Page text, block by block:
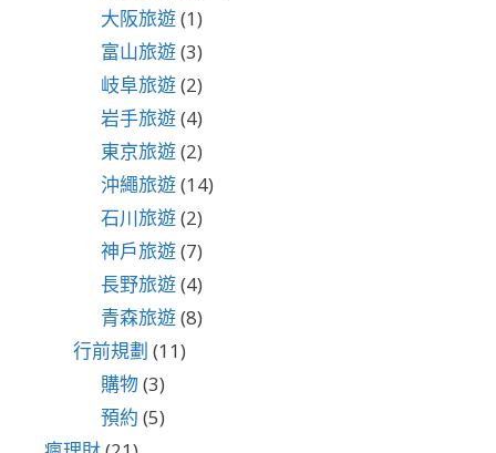
大阪旅遊(1)
富山旅遊(3)
岐阜旅遊(2)
岩手旅遊(4)
東京旅遊(2)
沖繩旅遊(14)
石川旅遊(2)
神戶旅遊(7)
長野旅遊(4)
青森旅遊(8)
行前規劃 (11)
購物(3)
預約 (5)